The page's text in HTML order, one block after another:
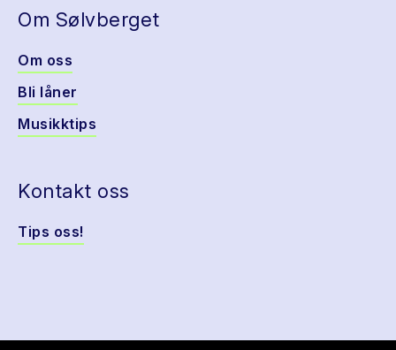
Om Sølvberget
Om oss
Bli låner
Musikktips
Kontakt oss
Tips oss!